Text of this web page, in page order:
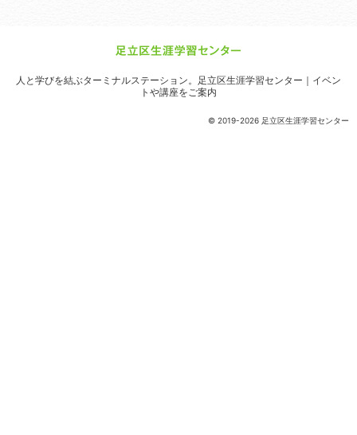
© 2019-2026 足立区生涯学習センター
人と学びを結ぶターミナルステーション。
足立区生涯学習センター｜イベン
トや講座をご案内